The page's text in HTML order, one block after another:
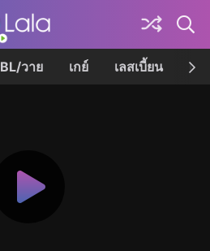
BL/วาย เกย์ เลสเบี้ยน เค